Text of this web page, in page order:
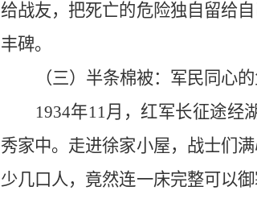
给战友，把死亡的危险独自留给
丰碑。
（三）半条棉被：军民同心
1934年11月，红军长征途经
秀家中。走进徐家小屋，战士们
少几口人，竟然连一床完整可以